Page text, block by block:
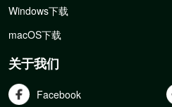
Windows下载
macOS下载
关于我们
Facebook